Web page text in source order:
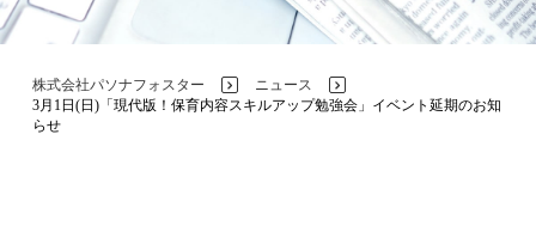
株式会社パソナフォスター >ニュース
3月1日(日)「現代版！保育内容スキルアップ勉強会」イベント延期のお知
らせ